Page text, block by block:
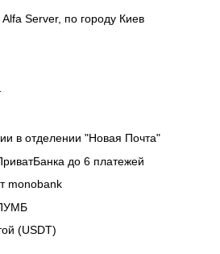
Server, по городу Киев
в отделении "Новая Почта"
до 6 платежей
monobank
(USDT)